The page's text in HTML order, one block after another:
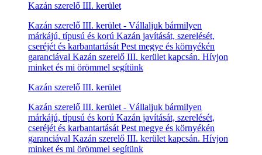
Kazán szerelő III. kerület
Kazán szerelő III. kerület - Vállaljuk bármilyen
márkájú, típusú és korú Kazán javítását, szerelését,
cseréjét és karbantartását Pest megye és környékén
garanciával Kazán szerelő III. kerület kapcsán. Hívjon
minket és mi örömmel segítünk
Kazán szerelő III. kerület
Kazán szerelő III. kerület - Vállaljuk bármilyen
márkájú, típusú és korú Kazán javítását, szerelését,
cseréjét és karbantartását Pest megye és környékén
garanciával Kazán szerelő III. kerület kapcsán. Hívjon
minket és mi örömmel segítünk